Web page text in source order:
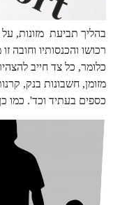
בהליך תביעת מזונות,
רכושו והכנסותיו
כלומר, כל צד חייב
מזומן, חשבונות בנק,
כספים בעתיד וכד'. כמו